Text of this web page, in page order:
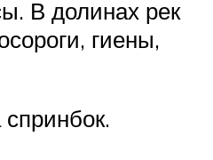
В долинах рек
гиены,